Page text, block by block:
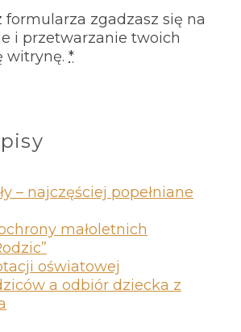
formularza zgadzasz się na
i przetwarzanie twoich
witrynę. *
– najczęściej popełniane
małoletnich
oświatowej
a odbiór dziecka z